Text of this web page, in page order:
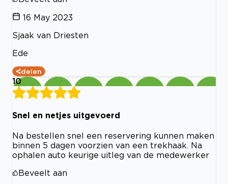
16 May 2023
Sjaak van Driesten
Ede
delen
10
Snel en netjes uitgevoerd
Na bestellen snel een reservering kunnen maken
binnen 5 dagen voorzien van een trekhaak. Na
ophalen auto keurige uitleg van de medewerker
Beveelt aan